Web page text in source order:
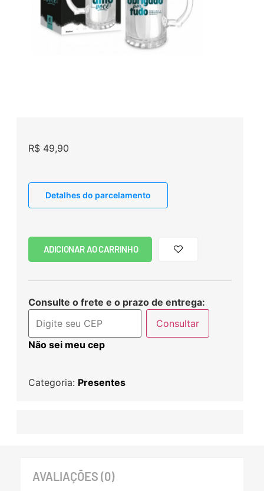
R$49,90
Detalhes do parcelamento
ADICIONAR AO CARRINHO
Consulte o frete e o prazo de entrega:
Consultar
Não sei meu cep
Categoria: Presentes
AVALIAÇÕES (0)